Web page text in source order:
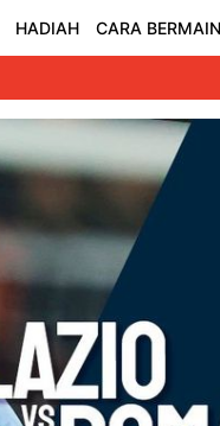
HADIAH CARA BERMAIN